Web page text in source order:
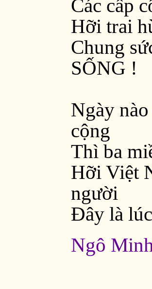
Các cấp
Hỡi trai
Chung
SỐNG !
Ngày
cộng
Thì ba
Hỡi Việt
người
Ðây là
Ngô